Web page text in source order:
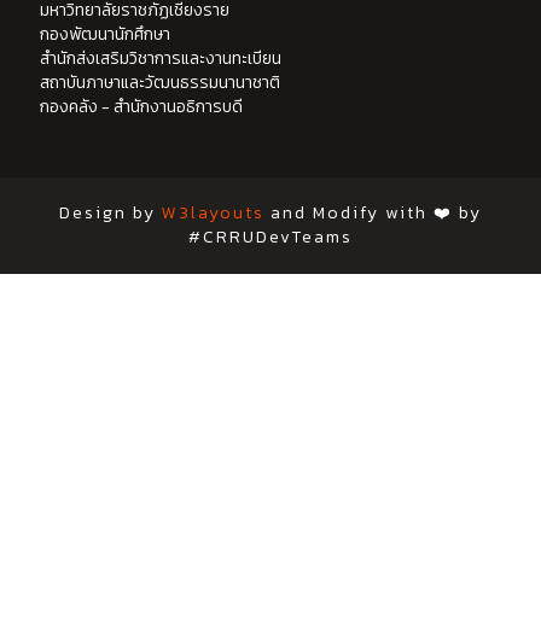
มหาวิทยาลัยราชภัฏเชียงราย
กองพัฒนานักศึกษา
สำนักส่งเสริมวิชาการและงานทะเบียน
สถาบันภาษาและวัฒนธรรมนานาชาติ
กองคลัง - สำนักงานอธิการบดี
Design by W3layouts and Modify with ❤️ by
#CRRUDevTeams